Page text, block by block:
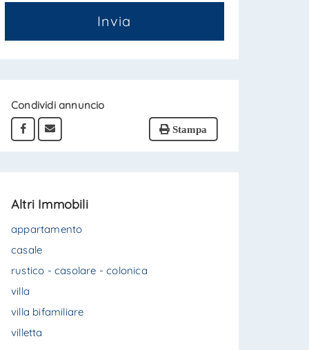
Invia
Condividi annuncio
Stampa
Altri Immobili
appartamento
casale
rustico - casolare - colonica
villa
villa bifamiliare
villetta